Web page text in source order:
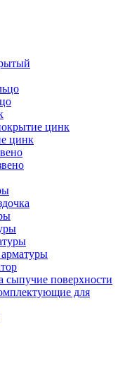
цинк
цинк
сыпучие поверхности
для